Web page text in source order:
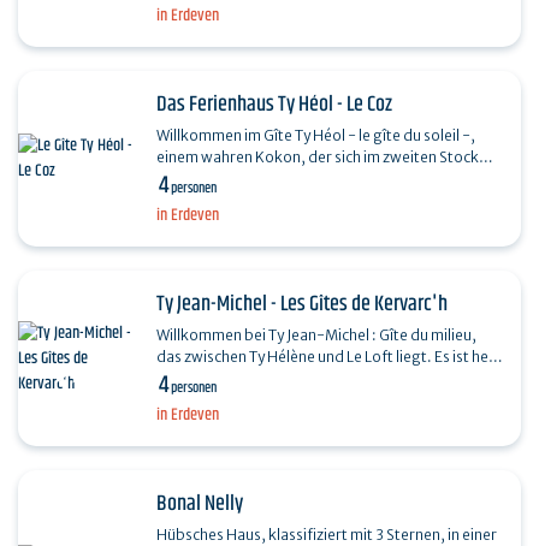
in Erdeven
in Erdeven
Das Ferienhaus Ty Héol - Le Coz
Willkommen im Gîte Ty Héol - le gîte du soleil -,
einem wahren Kokon, der sich im zweiten Stock
eines charmanten bretonischen Bauernhauses
befindet und…
4personen
in Erdeven
Ty Jean-Michel - Les Gîtes de Kervarc'h
Willkommen bei Ty Jean-Michel : Gîte du milieu,
das zwischen Ty Hélène und Le Loft liegt. Es ist hell,
ost-westlich ausgerichtet und blickt auf der…
4personen
Bonal Nelly
Hübsches Haus, klassifiziert mit 3 Sternen, in einer